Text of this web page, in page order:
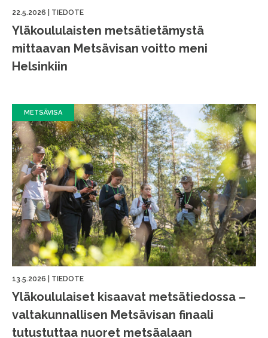
22.5.2026 TIEDOTE
Yläkoululaisten metsätietämystä
mittaavan Metsävisan voitto meni
Helsinkiin
METSÄVISA
13.5.2026 TIEDOTE
Yläkoululaiset kisaavat metsätiedossa –
valtakunnallisen Metsävisan finaali
tutustuttaa nuoret metsäalaan